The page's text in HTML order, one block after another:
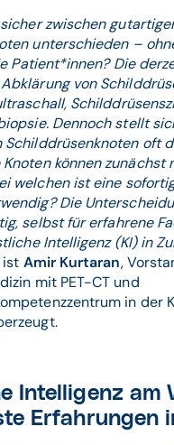
zwischen
unterschieden –
Patient*innen? Die
von
Dennoch stellt
Schilddrüsenknoten oft
Knoten können
welchen ist eine
Die
selbst für erfahrene
Intelligenz (KI) in
ist Amir Kurtaran,
mit PET-CT und
in der
Intelligenz am
Erfahrungen